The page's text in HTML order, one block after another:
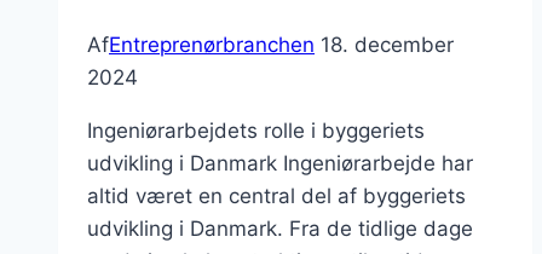
AfEntreprenørbranchen 18. december
2024
Ingeniørarbejdets rolle i byggeriets
udvikling i Danmark Ingeniørarbejde har
altid været en central del af byggeriets
udvikling i Danmark. Fra de tidlige dage